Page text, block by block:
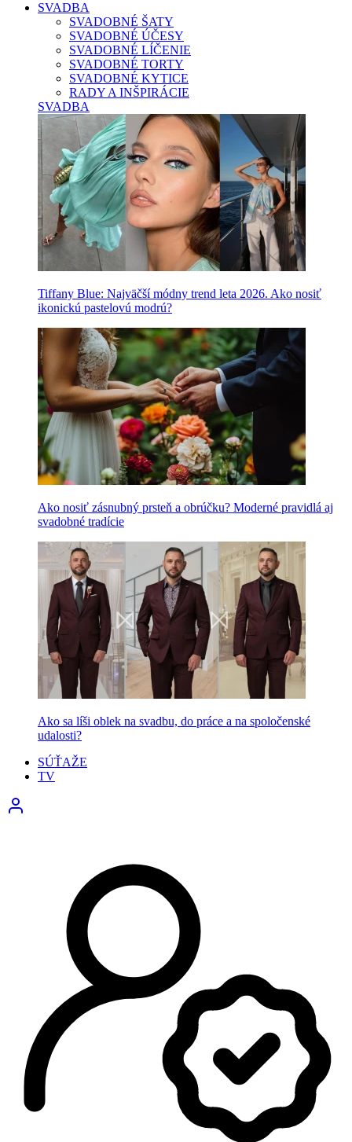
SVADBA
SVADOBNÉ ŠATY
SVADOBNÉ ÚČESY
SVADOBNÉ LÍČENIE
SVADOBNÉ TORTY
SVADOBNÉ KYTICE
RADY A INŠPIRÁCIE
SVADBA
Tiffany Blue: Najväčší módny trend leta 2026. Ako nosiť
ikonickú pastelovú modrú?
Ako nosiť zásnubný prsteň a obrúčku? Moderné pravidlá aj
svadobné tradície
Ako sa líši oblek na svadbu, do práce a na spoločenské
udalosti?
SÚŤAŽE
TV